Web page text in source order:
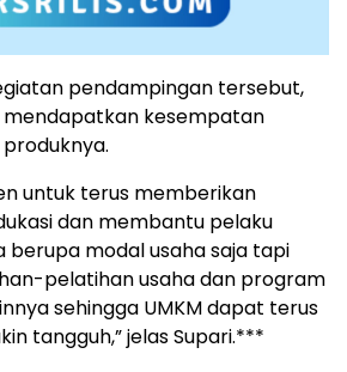
pendampingan tersebut,
mendapatkan kesempatan
untuk terus memberikan
dan membantu pelaku
berupa modal usaha saja tapi
pelatihan usaha dan program
sehingga UMKM dapat terus
tangguh,” jelas Supari.***